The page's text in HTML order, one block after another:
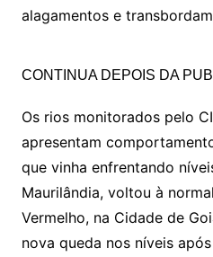
alagamentos e
CONTINUA DEPOIS DA
Os rios monitorados pelo
apresentam
que vinha enfrentando
Maurilândia, voltou à
Vermelho, na Cidade de
nova queda nos níveis